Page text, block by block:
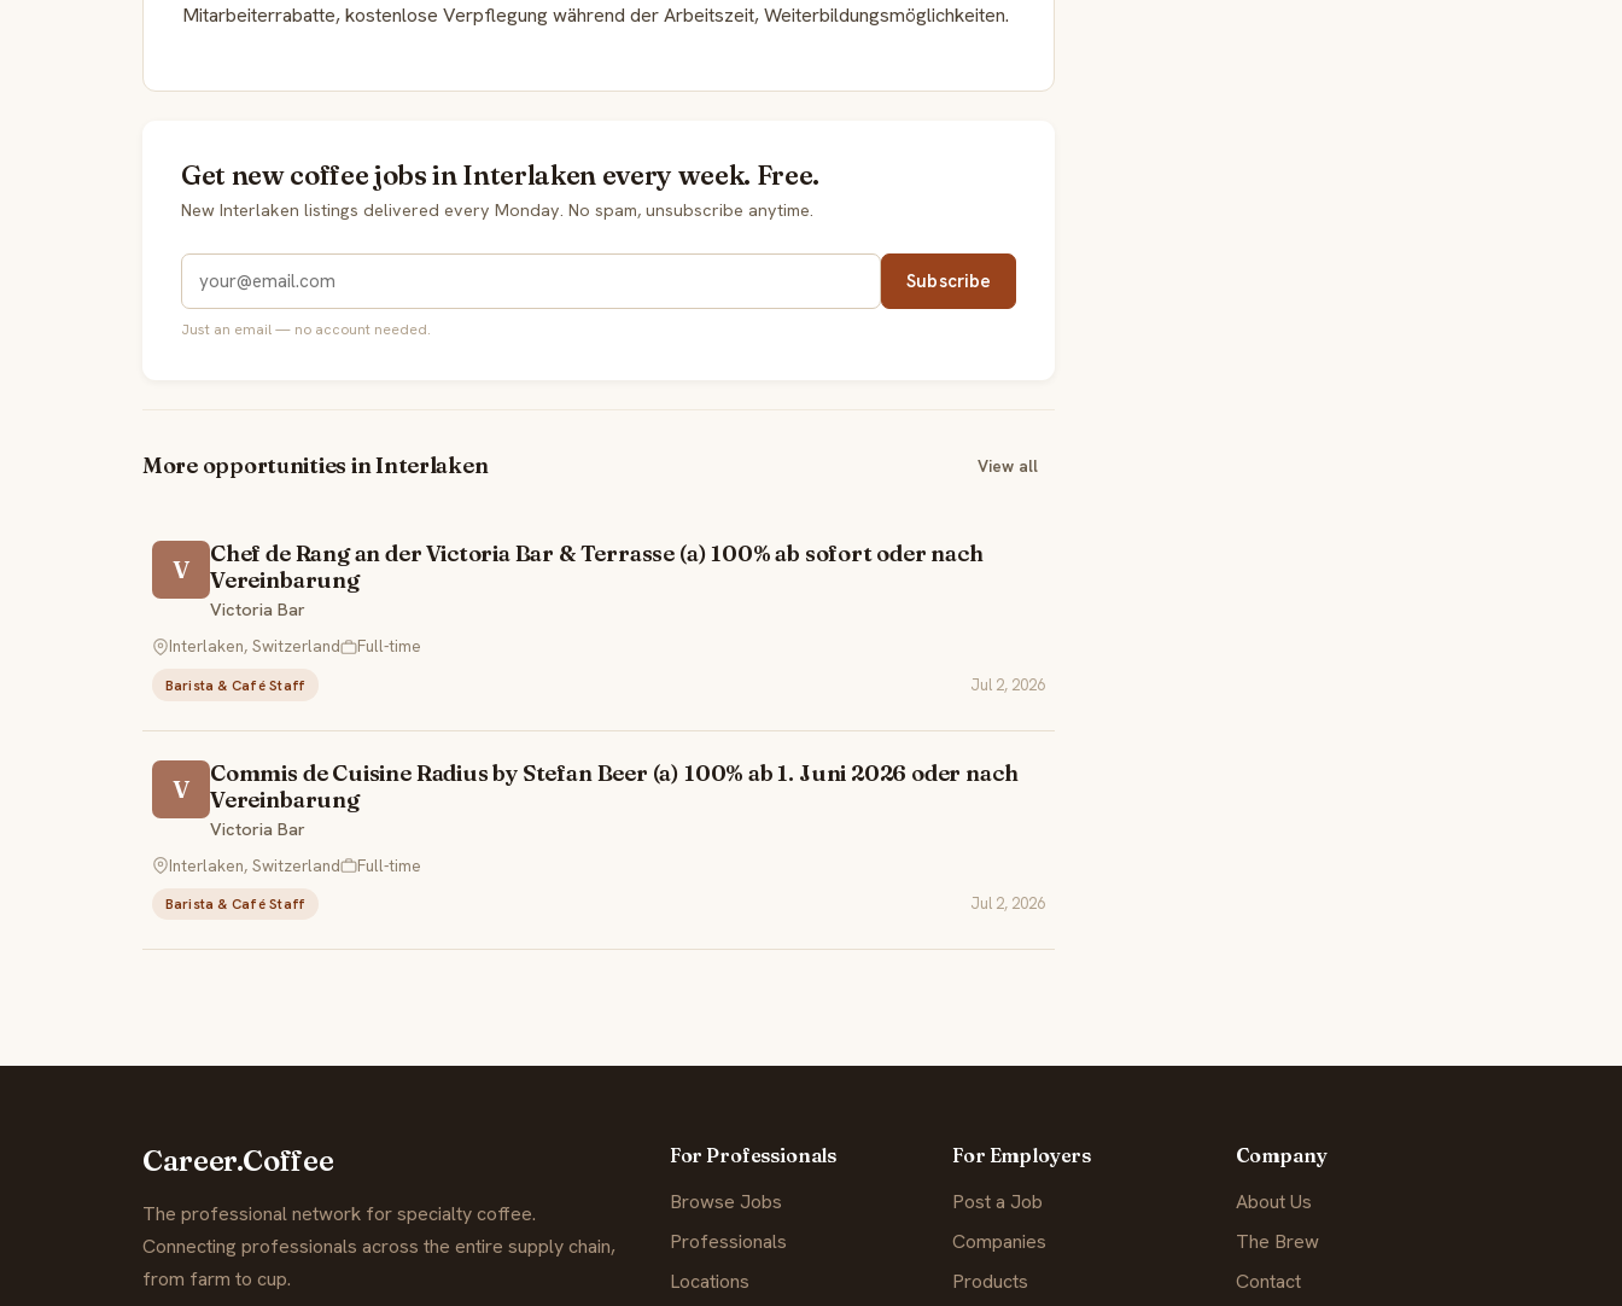
Mitarbeiterrabatte, kostenlose Verpflegung während der Arbeitszeit, Weiterbildungsmöglichkeiten.
Get new coffee jobs in Interlaken every week. Free.
New Interlaken listings delivered every Monday. No spam, unsubscribe anytime.
Subscribe
Just an email — no account needed.
More opportunities in Interlaken View all
V
Chef de Rang an der Victoria Bar & Terrasse (a) 100% ab sofort oder nach
Vereinbarung
Victoria Bar
Interlaken, Switzerland
Full-time
Barista & Café Staff Jul 2, 2026
V
Commis de Cuisine Radius by Stefan Beer (a) 100% ab 1. Juni 2026 oder nach
Vereinbarung
Victoria Bar
Interlaken, Switzerland
Full-time
Barista & Café Staff Jul 2, 2026
Career.Coffee
The professional network for specialty coffee.
Connecting professionals across the entire supply chain,
from farm to cup.
For Professionals
Browse Jobs
Professionals
Locations
For Employers
Post a Job
Companies
Products
Company
About Us
The Brew
Contact